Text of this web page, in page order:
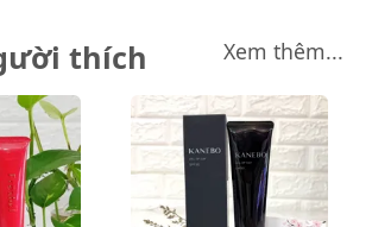
thích Xem thêm...